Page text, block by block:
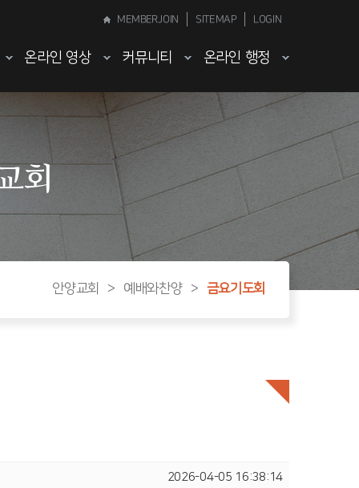
온라인 영상 커뮤니티 온라인 행정
LOGIN
SITEMAP
MEMBERJOIN
회
안양교회 > 예배와찬양 > 금요기도회
2026-04-05 16:38:14